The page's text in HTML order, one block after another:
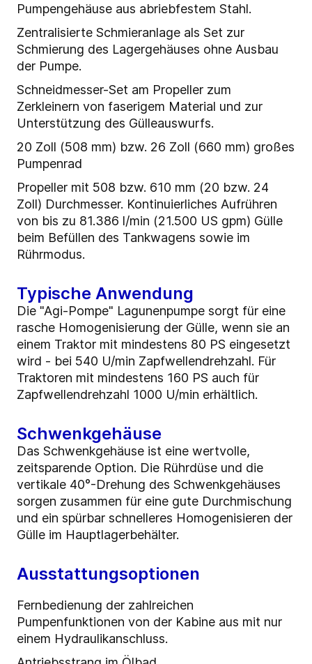
Pumpengehäuse aus abriebfestem Stahl.
Zentralisierte Schmieranlage als Set zur
Schmierung des Lagergehäuses ohne Ausbau
der Pumpe.
Schneidmesser-Set am Propeller zum
Zerkleinern von faserigem Material und zur
Unterstützung des Gülleauswurfs.
20 Zoll (508 mm) bzw. 26 Zoll (660 mm) großes
Pumpenrad
Propeller mit 508 bzw. 610 mm (20 bzw. 24
Zoll) Durchmesser. Kontinuierliches Aufrühren
von bis zu 81.386 l/min (21.500 US gpm) Gülle
beim Befüllen des Tankwagens sowie im
Rührmodus.
Typische Anwendung
Die "Agi-Pompe" Lagunenpumpe sorgt für eine
rasche Homogenisierung der Gülle, wenn sie an
einem Traktor mit mindestens 80 PS eingesetzt
wird - bei 540 U/min Zapfwellendrehzahl. Für
Traktoren mit mindestens 160 PS auch für
Zapfwellendrehzahl 1000 U/min erhältlich.
Schwenkgehäuse
Das Schwenkgehäuse ist eine wertvolle,
zeitsparende Option. Die Rührdüse und die
vertikale 40°-Drehung des Schwenkgehäuses
sorgen zusammen für eine gute Durchmischung
und ein spürbar schnelleres Homogenisieren der
Gülle im Hauptlagerbehälter.
Ausstattungsoptionen
Fernbedienung der zahlreichen
Pumpenfunktionen von der Kabine aus mit nur
einem Hydraulikanschluss.